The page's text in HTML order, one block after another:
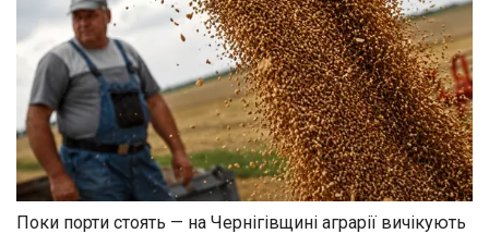
Поки порти стоять — на Чернігівщині аграрії вичікують